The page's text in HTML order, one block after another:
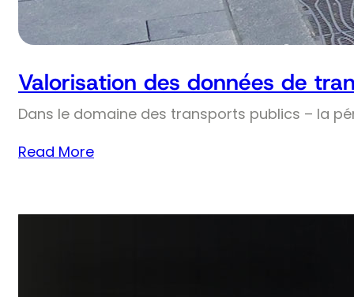
Valorisation des données de
Dans le domaine des transports publics – la
Read More